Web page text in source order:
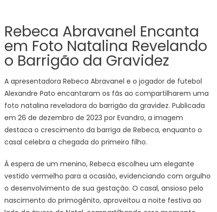
Rebeca Abravanel Encanta
em Foto Natalina Revelando
o Barrigão da Gravidez
A apresentadora Rebeca Abravanel e o jogador de futebol
Alexandre Pato encantaram os fãs ao compartilharem uma
foto natalina reveladora do barrigão da gravidez. Publicada
em 26 de dezembro de 2023 por Evandro, a imagem
destaca o crescimento da barriga de Rebeca, enquanto o
casal celebra a chegada do primeiro filho.
À espera de um menino, Rebeca escolheu um elegante
vestido vermelho para a ocasião, evidenciando com orgulho
o desenvolvimento de sua gestação. O casal, ansioso pelo
nascimento do primogênito, aproveitou a noite festiva ao